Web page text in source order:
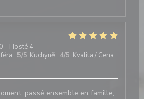
- Hosté 4
: 5/5 Kuchyně : 4/5 Kvalita / Cena :
passé ensemble en famille,